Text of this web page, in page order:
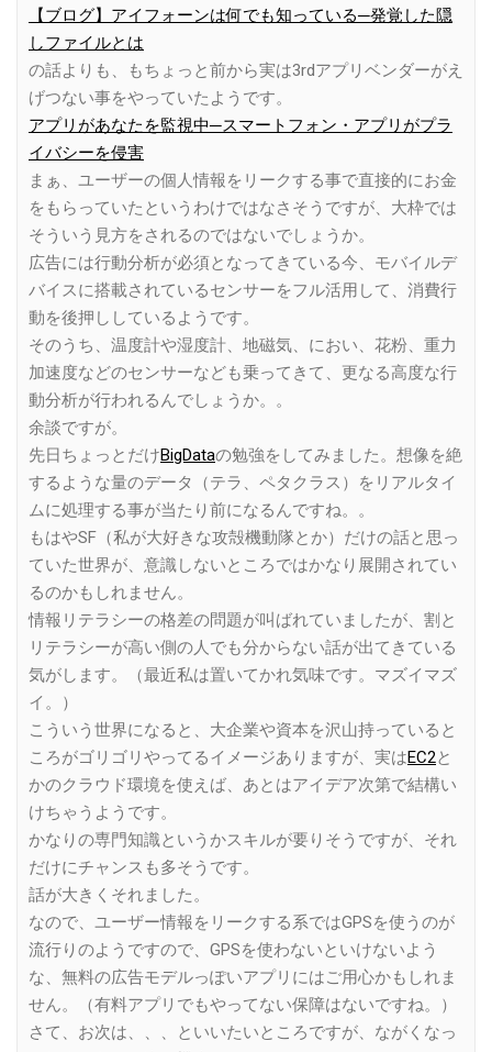
【ブログ】アイフォーンは何でも知っている─発覚した隠
しファイルとは
の話よりも、もちょっと前から実は3rdアプリベンダーがえ
げつない事をやっていたようです。
アプリがあなたを監視中─スマートフォン・アプリがプラ
イバシーを侵害
まぁ、ユーザーの個人情報をリークする事で直接的にお金
をもらっていたというわけではなさそうですが、大枠では
そういう見方をされるのではないでしょうか。
広告には行動分析が必須となってきている今、モバイルデ
バイスに搭載されているセンサーをフル活用して、消費行
動を後押ししているようです。
そのうち、温度計や湿度計、地磁気、におい、花粉、重力
加速度などのセンサーなども乗ってきて、更なる高度な行
動分析が行われるんでしょうか。。
余談ですが。
先日ちょっとだけBigDataの勉強をしてみました。想像を絶
するような量のデータ（テラ、ペタクラス）をリアルタイ
ムに処理する事が当たり前になるんですね。。
もはやSF（私が大好きな攻殻機動隊とか）だけの話と思っ
ていた世界が、意識しないところではかなり展開されてい
るのかもしれません。
情報リテラシーの格差の問題が叫ばれていましたが、割と
リテラシーが高い側の人でも分からない話が出てきている
気がします。（最近私は置いてかれ気味です。マズイマズ
イ。）
こういう世界になると、大企業や資本を沢山持っていると
ころがゴリゴリやってるイメージありますが、実はEC2と
かのクラウド環境を使えば、あとはアイデア次第で結構い
けちゃうようです。
かなりの専門知識というかスキルが要りそうですが、それ
だけにチャンスも多そうです。
話が大きくそれました。
なので、ユーザー情報をリークする系ではGPSを使うのが
流行りのようですので、GPSを使わないといけないよう
な、無料の広告モデルっぽいアプリにはご用心かもしれま
せん。（有料アプリでもやってない保障はないですね。）
さて、お次は、、、といいたいところですが、ながくなっ